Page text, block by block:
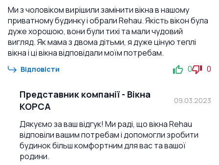
Ми з чоловіком вирішили замінити вікна в нашому
приватному будинку і обрали Rehau. Якість вікон була
дуже хорошою, вони були тихі та мали чудовий
вигляд. Як мама з двома дітьми, я дуже ціную теплі
вікна і ці вікна відповідали моїм потребам.
Відповісти 0 0
Представник компанії - Вікна
КОРСА
09.03.2023
Дякуємо за ваш відгук! Ми раді, що вікна Rehau
відповіли вашим потребам і допомогли зробити
будинок більш комфортним для вас та вашої
родини.